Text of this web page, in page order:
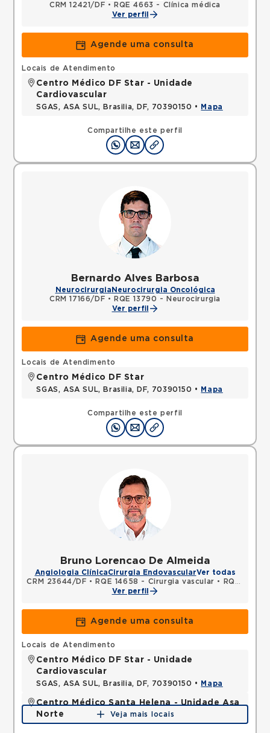
CRM 12421/DF •
RQE 4663 - Clínica médica
Ver perfil
Agende uma consulta
Compartilhe este perfil
Locais de Atendimento
Centro Médico DF Star - Unidade
Cardiovascular
SGAS, ASA SUL, Brasilia, DF, 70390150 • Mapa
Bernardo Alves Barbosa
Neurocirurgia Neurocirurgia Oncológica
CRM 17166/DF •
RQE 13790 - Neurocirurgia
Ver perfil
Agende uma consulta
Compartilhe este perfil
Locais de Atendimento
Centro Médico DF Star
SGAS, ASA SUL, Brasilia, DF, 70390150 • Mapa
Bruno Lorencao De Almeida
Angiologia ClínicaCirurgia EndovascularVer todas
CRM 23644/DF • RQE 14658 - Cirurgia vascular •
RQE 14659 - Cirurgia geral
Ver perfil
Agende uma consulta
Locais de Atendimento
Centro Médico DF Star - Unidade
Cardiovascular
SGAS, ASA SUL, Brasilia, DF, 70390150 • Mapa
Centro Médico Santa Helena - Unidade Asa
Norte
SHLN, ASA NORTE, Brasilia, DF, 70770560 •Mapa
Veja mais locais